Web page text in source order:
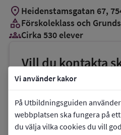
Vi använder kakor
På Utbildningsguiden
webbplatsen ska fungera på
du välja vilka cookies du vill
location_on Heidenstamsgatan 67,
categoryFörskoleklass och
groups_3Cirka 530 elever
Vill du kontakta
phoneTelefon:018-7275851
E-post:
link Webbplats: von Bahrs